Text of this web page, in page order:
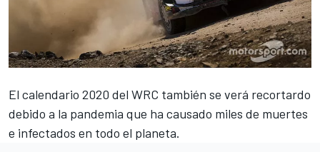
El calendario 2020 del WRC también se verá recortardo
debido a la pandemia que ha causado miles de muertes
e infectados en todo el planeta.